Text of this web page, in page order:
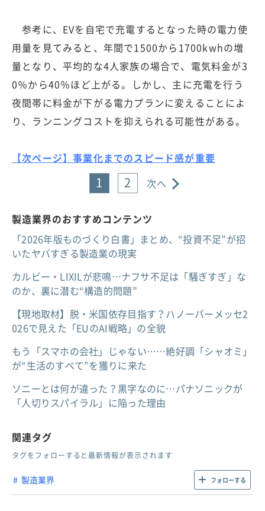
参考に、EVを自宅で充電するとなった時の電力使
用量を見てみると、年間で1500から1700kwhの増
量となり、平均的な4人家族の場合で、電気料金が3
0％から40％ほど上がる。しかし、主に充電を行う
夜間帯に料金が下がる電力プランに変えることによ
り、ランニングコストを抑えられる可能性がある。
【次ページ】事業化までのスピード感が重要
1 2 次へ
製造業界のおすすめコンテンツ
「2026年版ものづくり白書」まとめ、“投資不足”が招
いたヤバすぎる製造業の現実
カルビー・LIXILが悲鳴…ナフサ不足は「騒ぎすぎ」な
のか、裏に潜む“構造的問題”
【現地取材】脱・米国依存目指す？ハノーバーメッセ2
026で見えた「EUのAI戦略」の全貌
もう「スマホの会社」じゃない……絶好調「シャオミ」
が“生活のすべて”を獲りに来た
ソニーとは何が違った？黒字なのに…パナソニックが
「人切りスパイラル」に陥った理由
関連タグ
タグをフォローすると最新情報が表示されます
製造業界 フォローする